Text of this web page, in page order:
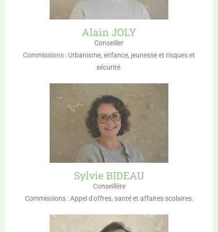
Alain JOLY
Conseiller
Commissions : Urbanisme, enfance, jeunesse et risques et
sécurité.
Sylvie BIDEAU
Conseillère
Commissions : Appel d'offres, santé et affaires scolaires.